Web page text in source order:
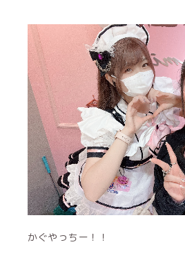
かぐやっちー！！